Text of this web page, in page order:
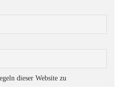
dieser Website zu